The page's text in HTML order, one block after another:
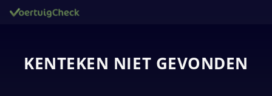
KENTEKEN NIET GEVONDEN